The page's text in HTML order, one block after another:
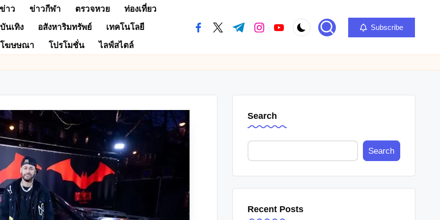
ข่าว ข่าวกีฬา ตรวจหวย
ท่องเที่ยว
บันเทิง
อสังหาริมทรัพย์
เทคโนโลยี
โฆษษณา
โปรโมชั่น ไลฟ์สไตล์
facebook.com
twitter.com
t.me instagram.com
youtube.com Subscribe
Search
Search
Recent Posts